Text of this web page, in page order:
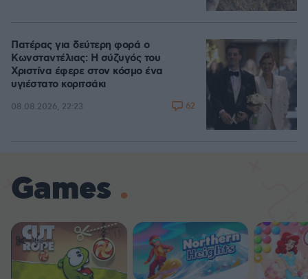
Πατέρας για δεύτερη φορά ο
Κωνσταντέλιας: Η σύζυγός του
Χριστίνα έφερε στον κόσμο ένα
υγιέστατο κοριτσάκι
08.08.2026, 22:23 62
Games